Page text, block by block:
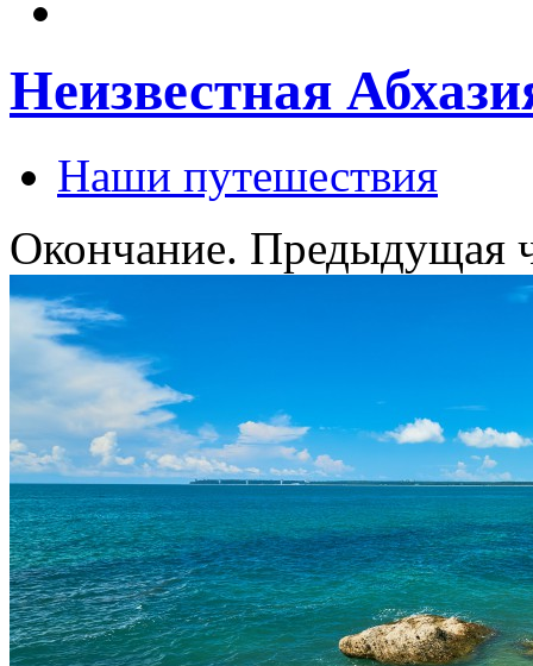
Неизвестная
Наши путешествия
Окончание. Предыдущая